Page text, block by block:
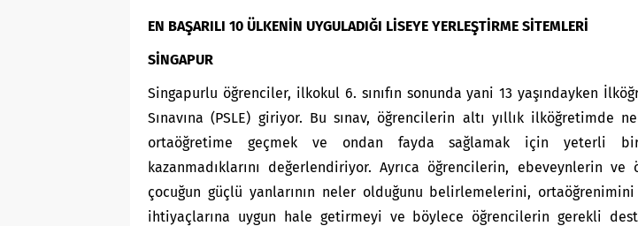
EN BAŞARILI 10 ÜLKENİN UYGULADIĞI LİSEYE YERLEŞTİRME SİTEMLERİ
SİNGAPUR
Singapurlu öğrenciler, ilkokul 6. sınıfın sonunda yani 13 yaşındayken
Sınavına (PSLE) giriyor. Bu sınav, öğrencilerin altı yıllık ilköğretimde
ortaöğretime geçmek ve ondan fayda sağlamak için yeterli
kazanmadıklarını değerlendiriyor. Ayrıca öğrencilerin, ebeveynlerin ve
çocuğun güçlü yanlarının neler olduğunu belirlemelerini, ortaöğrenimini
ihtiyaçlarına uygun hale getirmeyi ve böylece öğrencilerin gerekli